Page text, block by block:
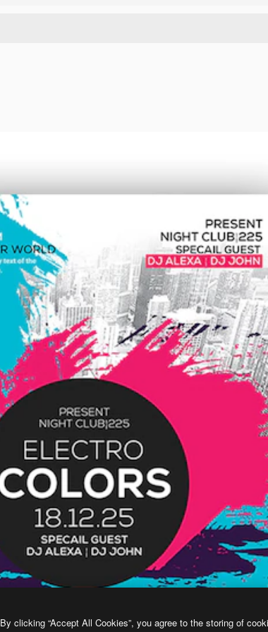
By clicking “Accept All Cookies”, you agree to the storing of